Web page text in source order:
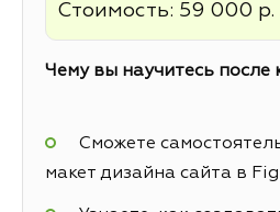
Стоимость: 59 000 р.
Чему вы научитесь после
Сможете
макет дизайна сайта в